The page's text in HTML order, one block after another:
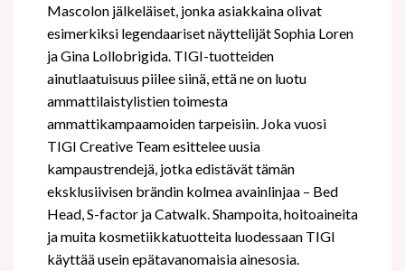
Mascolon jälkeläiset, jonka asiakkaina olivat
esimerkiksi legendaariset näyttelijät Sophia Loren
ja Gina Lollobrigida. TIGI-tuotteiden
ainutlaatuisuus piilee siinä, että ne on luotu
ammattilaistylistien toimesta
ammattikampaamoiden tarpeisiin. Joka vuosi
TIGI Creative Team esittelee uusia
kampaustrendejä, jotka edistävät tämän
eksklusiivisen brändin kolmea avainlinjaa – Bed
Head, S-factor ja Catwalk. Shampoita, hoitoaineita
ja muita kosmetiikkatuotteita luodessaan TIGI
käyttää usein epätavanomaisia ainesosia.